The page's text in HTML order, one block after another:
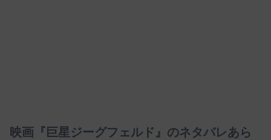
映画『巨星ジーグフェルド』のネタバレあら